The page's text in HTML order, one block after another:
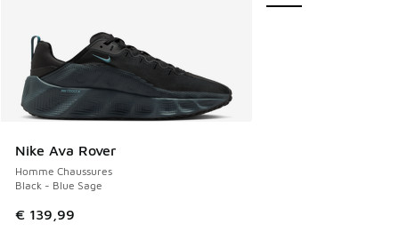
Nike Ava Rover
Homme Chaussures
Black - Blue Sage
€ 139,99